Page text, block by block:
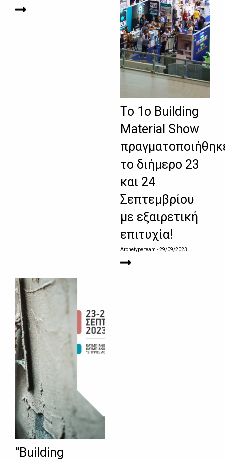
Το 1ο Building
Material Show
το διήμερο 23
και 24
Σεπτεμβρίου
με εξαιρετική
επιτυχία!
Archetype team - 29/09/2023
“Building